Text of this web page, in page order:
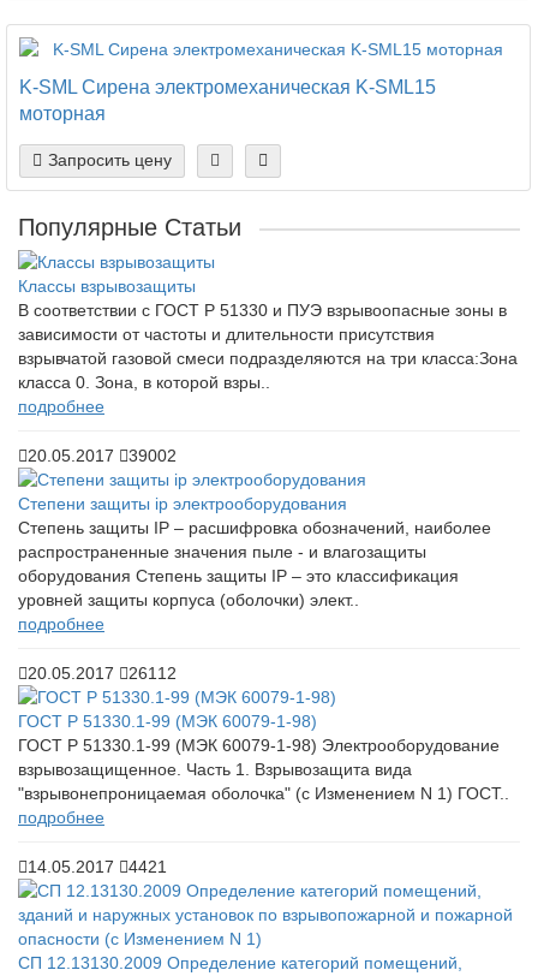
K-SML Cирена электромеханическая K-SML15
моторная
Запросить цену
Популярные Статьи
Классы взрывозащиты
В соответствии с ГОСТ Р 51330 и ПУЭ взрывоопасные зоны в
зависимости от частоты и длительности присутствия
взрывчатой газовой смеси подразделяются на три класса:Зона
класса 0. Зона, в которой взры..
подробнее
20.05.2017 39002
Степени защиты ip электрооборудования
Степень защиты IP – расшифровка обозначений, наиболее
распространенные значения пыле - и влагозащиты
оборудования Степень защиты IP – это классификация
уровней защиты корпуса (оболочки) элект..
подробнее
20.05.2017 26112
ГОСТ Р 51330.1-99 (МЭК 60079-1-98)
ГОСТ Р 51330.1-99 (МЭК 60079-1-98) Электрооборудование
взрывозащищенное. Часть 1. Взрывозащита вида
"взрывонепроницаемая оболочка" (с Изменением N 1) ГОСТ..
подробнее
14.05.2017 4421
СП 12.13130.2009 Определение категорий помещений,